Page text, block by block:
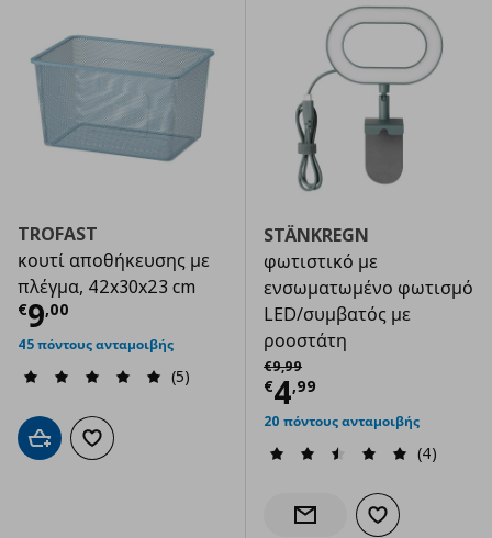
TROFAST
κουτί αποθήκευσης με
πλέγμα, 42x30x23 cm
€9,00
Τρέχουσα τιμή € 9,00
45 πόντους ανταμοιβής
(5)
Προσθήκη στο καλάθι
Προσθήκη στα αγαπημένα
STÄNKREGN
φωτιστικό με
ενσωματωμένο φωτισμό
LED/συμβατός με
ροοστάτη
€9,99
Αρχική τιμή
€4,99
Τρέχουσα
20 πόντους ανταμοιβής
(4)
Ενημέρωση διαθεσιμότητας
Προσθήκη στα